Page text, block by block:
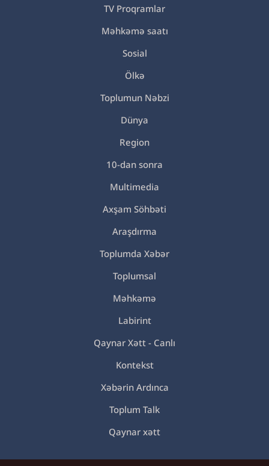
TV Proqramlar
Məhkəmə saatı
Sosial
Ölkə
Toplumun Nəbzi
Dünya
Region
10-dan sonra
Multimedia
Axşam Söhbəti
Araşdırma
Toplumda Xəbər
Toplumsal
Məhkəmə
Labirint
Qaynar Xətt - Canlı
Kontekst
Xəbərin Ardınca
Toplum Talk
Qaynar xətt